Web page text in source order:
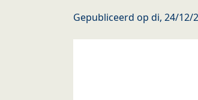
Gepubliceerd op di, 24/12/